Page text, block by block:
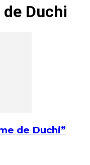
Duchi
de Duchi”